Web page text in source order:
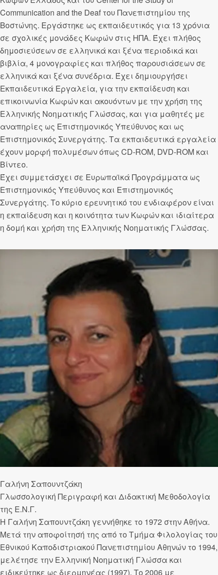
Communication and the Deaf του Πανεπιστημίου της
Βοστώνης. Εργάστηκε ως εκπαιδευτικός για 13 χρόνια
σε σχολικές μονάδες Κωφών στις ΗΠΑ. Έχει πλήθος
δημοσιεύσεων σε ελληνικά και ξένα περιοδικά και
βιβλία, 4 μονογραφίες και πλήθος παρουσιάσεων σε
ελληνικά και ξένα συνέδρια. Έχει δημιουργήσει
Εκπαιδευτικά Εργαλεία, για την εκπαίδευση και
επικοινωνία Κωφών και ακουόντων με την χρήση της
Ελληνικής Νοηματικής Γλώσσας, και για μαθητές με
αναπηρίες ως Επιστημονικός Υπεύθυνος και ως
Επιστημονικός Συνεργάτης. Τα εκπαιδευτικά εργαλεία
έχουν μορφή πολυμέσων όπως CD-ROM, DVD-ROM και
Βίντεο.
Έχει συμμετάσχει σε Ευρωπαϊκά Προγράμματα ως
Επιστημονικός Υπεύθυνος και Επιστημονικός
Συνεργάτης. Το κύριο ερευνητικό του ενδιαφέρον είναι
η εκπαίδευση και η κοινότητα των Κωφών και ιδιαίτερα
η δομή και χρήση της Ελληνικής Νοηματικής Γλώσσας.
Γαλήνη Σαπουντζάκη
Γλωσσολογική Περιγραφή και Διδακτική Μεθοδολογία
της Ε.Ν.Γ.
Η Γαλήνη Σαπουντζάκη γεννήθηκε το 1972 στην Αθήνα.
Μετά την αποφοίτησή της από το Τμήμα Φιλολογίας του
Εθνικού Καποδιστριακού Πανεπιστημίου Αθηνών το 1994,
μελέτησε την Ελληνική Νοηματική Γλώσσα και
ειδικεύτηκε ως διερμηνέας (1997). Το 2006 με